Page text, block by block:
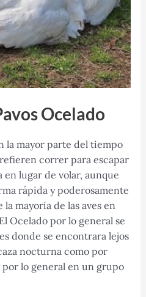
Ocelado
la mayor parte del tiempo
correr para escapar
lugar de volar, aunque
rápida y poderosamente
mayoría de las aves en
Ocelado por lo general se
donde se encontrara lejos
nocturna como por
por lo general en un grupo